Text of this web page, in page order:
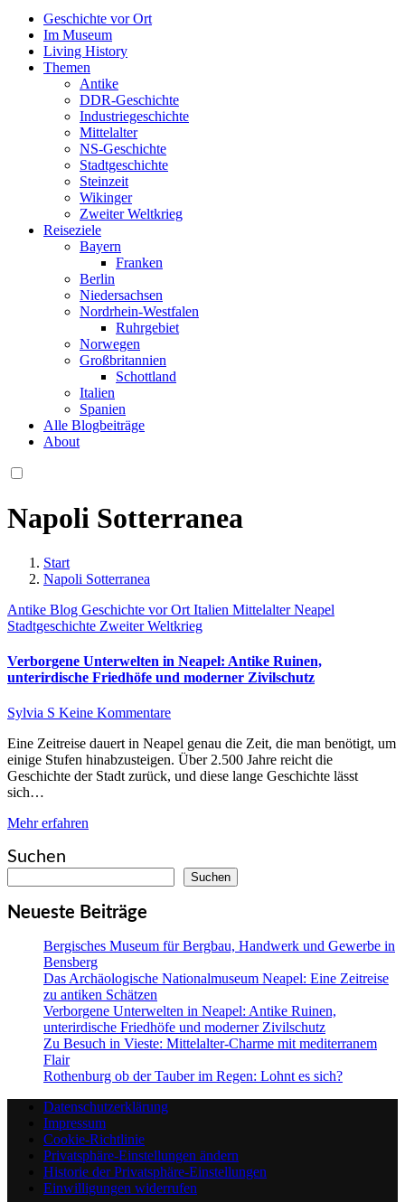
Geschichte vor Ort
Im Museum
Living History
Themen
Antike
DDR-Geschichte
Industriegeschichte
Mittelalter
NS-Geschichte
Stadtgeschichte
Steinzeit
Wikinger
Zweiter Weltkrieg
Reiseziele
Bayern
Franken
Berlin
Niedersachsen
Nordrhein-Westfalen
Ruhrgebiet
Norwegen
Großbritannien
Schottland
Italien
Spanien
Alle Blogbeiträge
About
Napoli Sotterranea
Start
Napoli Sotterranea
Antike Blog Geschichte vor Ort Italien MittelalterNeapel
Stadtgeschichte Zweiter Weltkrieg
Verborgene Unterwelten in Neapel: Antike Ruinen,
unterirdische Friedhöfe und moderner Zivilschutz
Sylvia S Keine Kommentare
Eine Zeitreise dauert in Neapel genau die Zeit, die man benötigt, um
einige Stufen hinabzusteigen. Über 2.500 Jahre reicht die
Geschichte der Stadt zurück, und diese lange Geschichte lässt
sich…
Mehr erfahren
Suchen
Suchen
Neueste Beiträge
Bergisches Museum für Bergbau, Handwerk und Gewerbe in
Bensberg
Das Archäologische Nationalmuseum Neapel: Eine Zeitreise
zu antiken Schätzen
Verborgene Unterwelten in Neapel: Antike Ruinen,
unterirdische Friedhöfe und moderner Zivilschutz
Zu Besuch in Vieste: Mittelalter-Charme mit mediterranem
Flair
Rothenburg ob der Tauber im Regen: Lohnt es sich?
Datenschutzerklärung
Impressum
Cookie-Richtlinie
Privatsphäre-Einstellungen ändern
Historie der Privatsphäre-Einstellungen
Einwilligungen widerrufen